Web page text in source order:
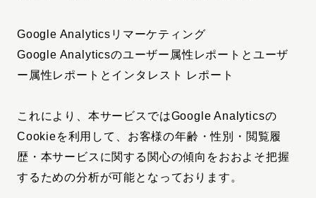
Google Analyticsリマーケティング
Google Analyticsのユーザー属性レポートとユーザ
ー属性レポートとインタレスト レポート
これにより、本サービスではGoogle Analyticsの
Cookieを利用して、お客様の年齢・性別・閲覧履
歴・本サービスに関する関心の傾向をおおよそ把握
するための分析が可能となっております。